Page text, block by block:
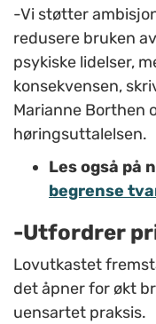
-Vi støtter
redusere bruken
psykiske lidelser,
konsekvensen,
Marianne Borthen
høringsuttalelsen.
Les også på
begrense
-Utfordrer
Lovutkastet
det åpner for økt
uensartet praksis.